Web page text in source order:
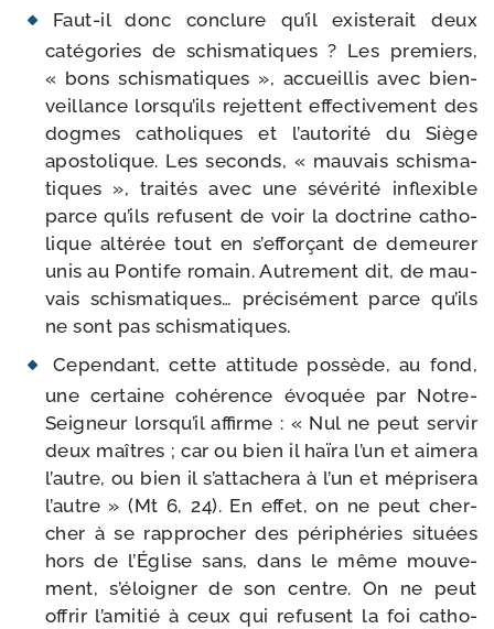
Faut-​il donc conclure qu’il exis­te­rait deux
caté­go­ries de schis­ma­tiques ? Les pre­miers,
« bons schis­ma­tiques », accueillis avec bien­
veillance lorsqu’ils rejettent effec­ti­ve­ment des
dogmes catho­liques et l’autorité du Siège
apos­to­lique. Les seconds, « mau­vais schis­ma­
tiques », trai­tés avec une sévé­ri­té inflexible
parce qu’ils refusent de voir la doc­trine catho­
lique alté­rée tout en s’efforçant de demeu­rer
unis au Pontife romain. Autrement dit, de mau­
vais schis­ma­tiques… pré­ci­sé­ment parce qu’ils
ne sont pas schismatiques.
Cependant, cette atti­tude pos­sède, au fond,
une cer­taine cohé­rence évo­quée par Notre-​
Seigneur lors­qu’il affirme : « Nul ne peut ser­vir
deux maîtres ; car ou bien il haï­ra l’un et aime­ra
l’autre, ou bien il s’at­ta­che­ra à l’un et mépri­se­ra
l’autre » (Mt 6, 24). En effet, on ne peut cher­
cher à se rap­pro­cher des péri­phé­ries situées
hors de l’Église sans, dans le même mou­ve­
ment, s’é­loi­gner de son centre. On ne peut
offrir l’amitié à ceux qui refusent la foi catho­